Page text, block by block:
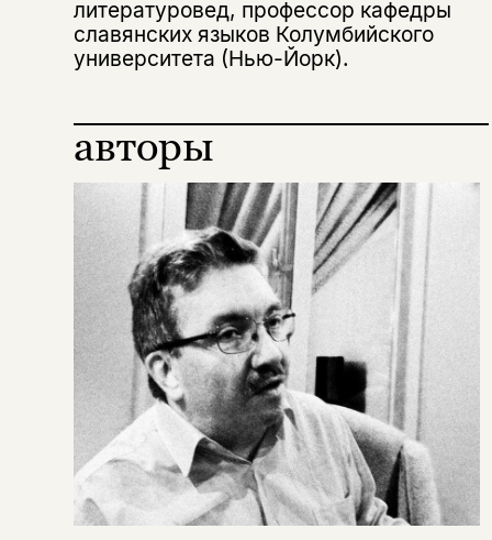
литературовед, профессор кафедры
славянских языков Колумбийского
университета (Нью-Йорк).
авторы